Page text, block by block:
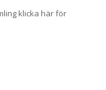
klicka här för